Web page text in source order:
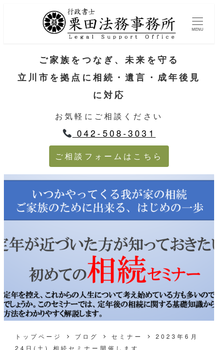
MENU
ご家族をつなぎ、未来を守る
立川市を拠点に相続・遺言・成年後見
に対応
お気軽にご相談ください
042-508-3031
ご相談フォームはこちら
トップページ ブログ セミナー
2023年6月
24日(土) 相続セミナー開催します